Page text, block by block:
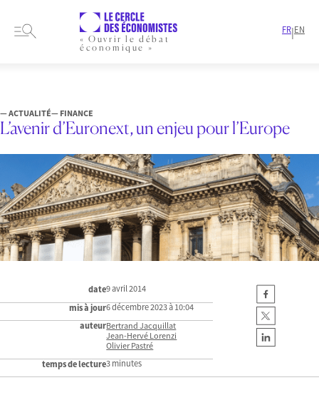
« Ouvrir le débat
économique »
FR|EN
— ACTUALITÉ— FINANCE
L’avenir d’Euronext, un enjeu pour l’Europe
date9 avril 2014
mis à jour6 décembre 2023 à 10:04
auteurBertrand Jacquillat
Jean-Hervé Lorenzi
Olivier Pastré
temps de lecture3 minutes